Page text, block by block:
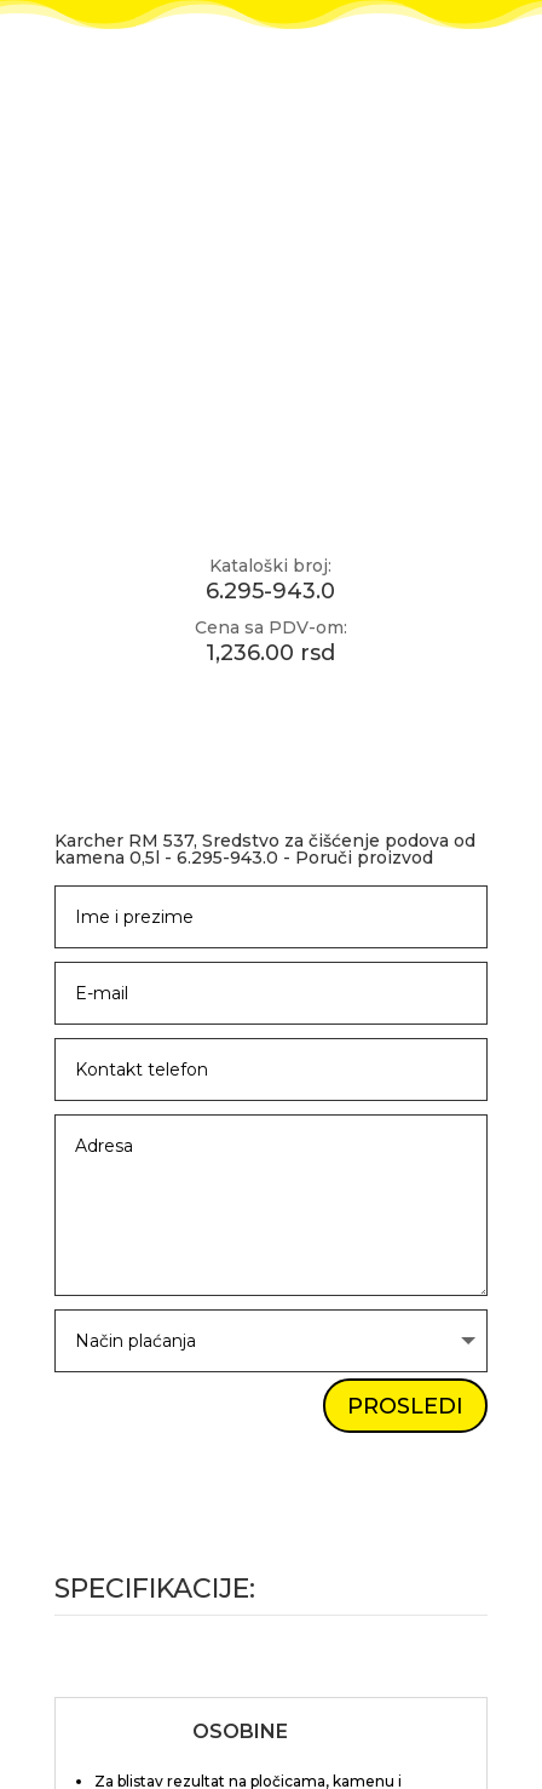
Kataloški broj:
6.295-943.0
Cena sa PDV-om:
1,236.00 rsd
Karcher RM 537, Sredstvo za čišćenje podova od
kamena 0,5l - 6.295-943.0 - Poruči proizvod
PROSLEDI
SPECIFIKACIJE:
OSOBINE
Za blistav rezultat na pločicama, kamenu i